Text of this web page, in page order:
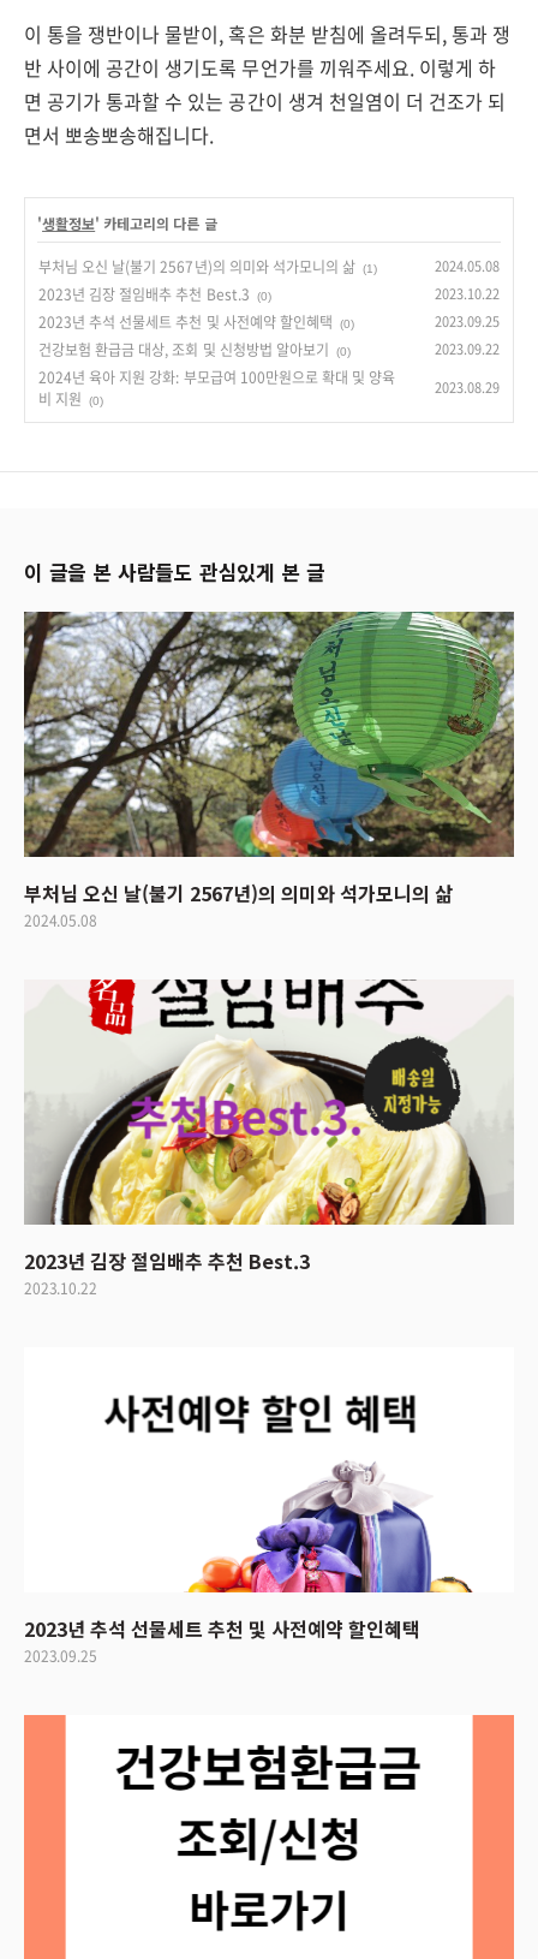
이 통을 쟁반이나 물받이, 혹은 화분 받침에 올려두되, 통과 쟁
반 사이에 공간이 생기도록 무언가를 끼워주세요. 이렇게 하
면 공기가 통과할 수 있는 공간이 생겨 천일염이 더 건조가 되
면서 뽀송뽀송해집니다.
'생활정보' 카테고리의 다른 글
부처님 오신 날(불기 2567년)의 의미와 석가모니의 삶 (1) 2024.05.08
2023년 김장 절임배추 추천 Best.3 (0) 2023.10.22
2023년 추석 선물세트 추천 및 사전예약 할인혜택 (0) 2023.09.25
건강보험 환급금 대상, 조회 및 신청방법 알아보기 (0) 2023.09.22
2024년 육아 지원 강화: 부모급여 100만원으로 확대 및 양육
비 지원
(0)
2023.08.29
이 글을 본 사람들도 관심있게 본 글
부처님 오신 날(불기 2567년)의 의미와 석가모니의 삶
2024.05.08
2023년 김장 절임배추 추천 Best.3
2023.10.22
2023년 추석 선물세트 추천 및 사전예약 할인혜택
2023.09.25